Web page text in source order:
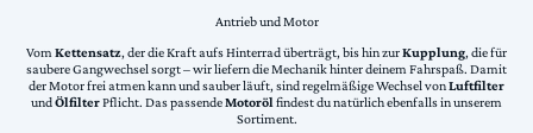
Antrieb und Motor
VomKettensatz, der die Kraft aufs Hinterrad überträgt, bis hin zurKupplung, die für
saubere Gangwechsel sorgt – wir liefern die Mechanik hinter deinem Fahrspaß. Damit
der Motor frei atmen kann und sauber läuft, sind regelmäßige Wechsel vonLuftfilter
undÖlfilterPflicht. Das passendeMotorölfindest du natürlich ebenfalls in unserem
Sortiment.